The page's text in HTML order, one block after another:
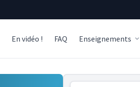
En vidéo ! FAQ Enseignements